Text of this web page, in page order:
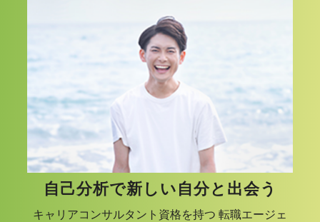
自己分析で新しい自分と出会う
キャリアコンサルタント資格を持つ 転職エージェ